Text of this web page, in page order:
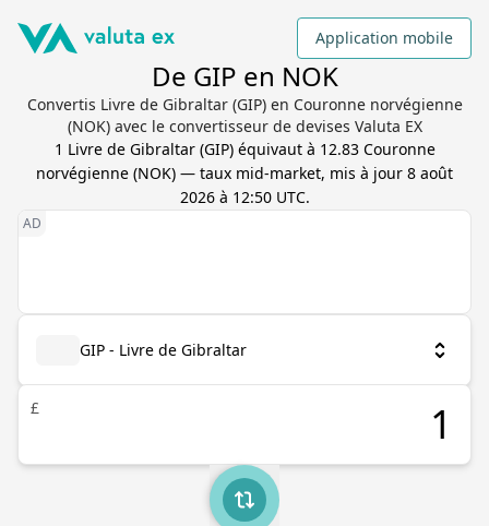
Application mobile
De GIP en NOK
Convertis Livre de Gibraltar (GIP) en Couronne norvégienne
(NOK) avec le convertisseur de devises Valuta EX
1 Livre de Gibraltar(GIP) équivaut à 12.83 Couronne
norvégienne (NOK) — taux mid-market, mis à jour 8 août
2026 à 12:50 UTC.
GIP - Livre de Gibraltar
£